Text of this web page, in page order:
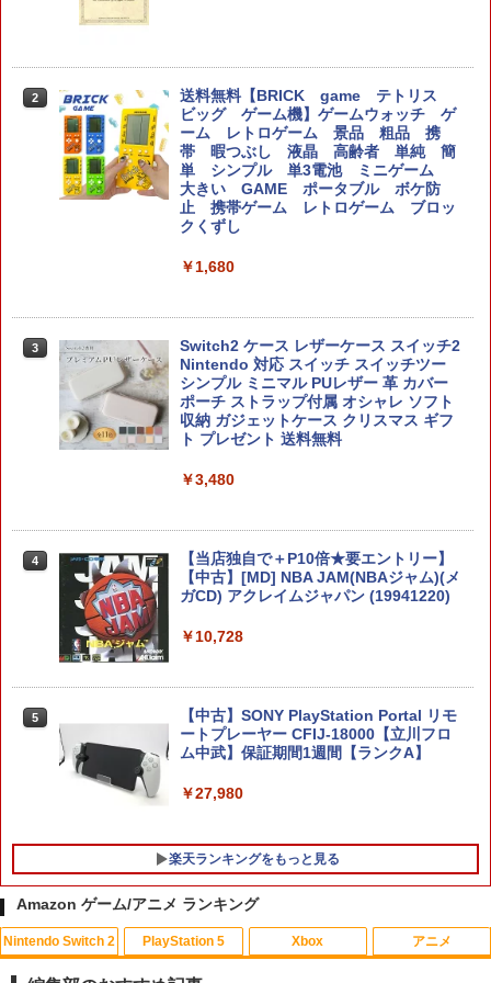
2
【楽天ブックス限定特典】スーパー マリ
オパーティ ジャンボリー Nintendo Swit
ch 2 Edition ＋ ジャンボリーTV(「スー
パーマリオ」ステッカー2種)
￥8,032
星のカービィ ディスカバリー Nintendo
￥7,548
任天堂 【Switch2】ゼルダの伝説 ブレス
オブ ザ ワイルド Nintendo Switch 2 Ed
ンセツ ブレス オブ ザ ワイルド]
ELDEN RING Tarnished Edition 【Swit
【中古】百剣討妖伝綺譚ソフト:プレイス
テーション5ソフト／ロールプレイン
グ・ゲーム
￥3,500
【中古】ARMORED CORE VI FIRES OF
￥3,660
[新価格版]ファイナルファンタジーVII リ
メイク インターグレード
￥4,749
【中古】【18歳以上対象】S．T．A．
L．K．E．R． 2： Heart of Chornobyl
ューティング・ゲーム
2
送料無料【BRICK game テトリス
ビッグ ゲーム機】ゲームウォッチ ゲ
ーム レトロゲーム 景品 粗品 携
帯 暇つぶし 液晶 高齢者 単純 簡
単 シンプル 単3電池 ミニゲーム
大きい GAME ポータブル ボケ防
止 携帯ゲーム レトロゲーム ブロッ
クくずし
￥1,680
3
Switch2 ケース レザーケース スイッチ2
Nintendo 対応 スイッチ スイッチツー
シンプル ミニマル PUレザー 革 カバー
ポーチ ストラップ付属 オシャレ ソフト
収納 ガジェットケース クリスマス ギフ
ト プレゼント 送料無料
￥3,480
4
【当店独自で＋P10倍★要エントリー】
【中古】[MD] NBA JAM(NBAジャム)(メ
ガCD) アクレイムジャパン (19941220)
￥10,728
5
【中古】SONY PlayStation Portal リモ
ートプレーヤー CFIJ-18000【立川フロ
ム中武】保証期間1週間【ランクA】
￥27,980
楽天ランキングをもっと見る
1
【送料無料】ヴァージン・パンク Clock
work Girl(通常版)/アニメーション[Blu-r
Amazon ゲーム/アニメ ランキング
Nintendo Switch 2 PlayStation 5 Xbox アニメ